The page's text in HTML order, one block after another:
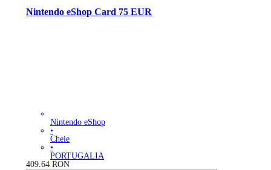
Nintendo eShop Card 75 EUR
Nintendo eShop
•
Cheie
•
PORTUGALIA
409.64 RON